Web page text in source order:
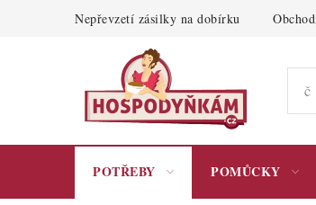
Nepřevzetí zásilky na dobírku
POTŘEBY POMŮCKY